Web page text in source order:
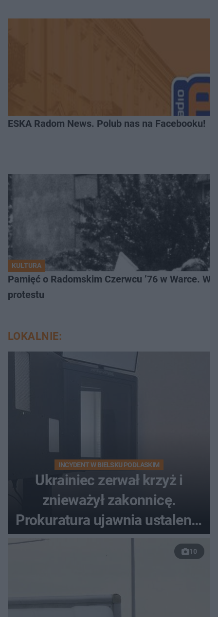
ESKA Radom News. Polub nas na Facebooku!
KULTURA
Pamięć o Radomskim Czerwcu ’76 w Warce.
protestu
LOKALNIE:
INCYDENT W BIELSKU PODLASKIM
Ukrainiec zerwał krzyż i
znieważył zakonnicę.
Prokuratura ujawnia ustalenia
w sprawie 26-latka
10